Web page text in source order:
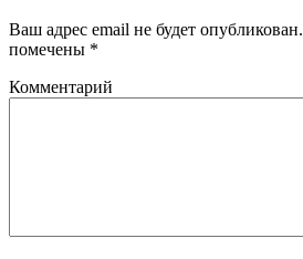
Ваш адрес email не будет опубликован.
помечены *
Комментарий